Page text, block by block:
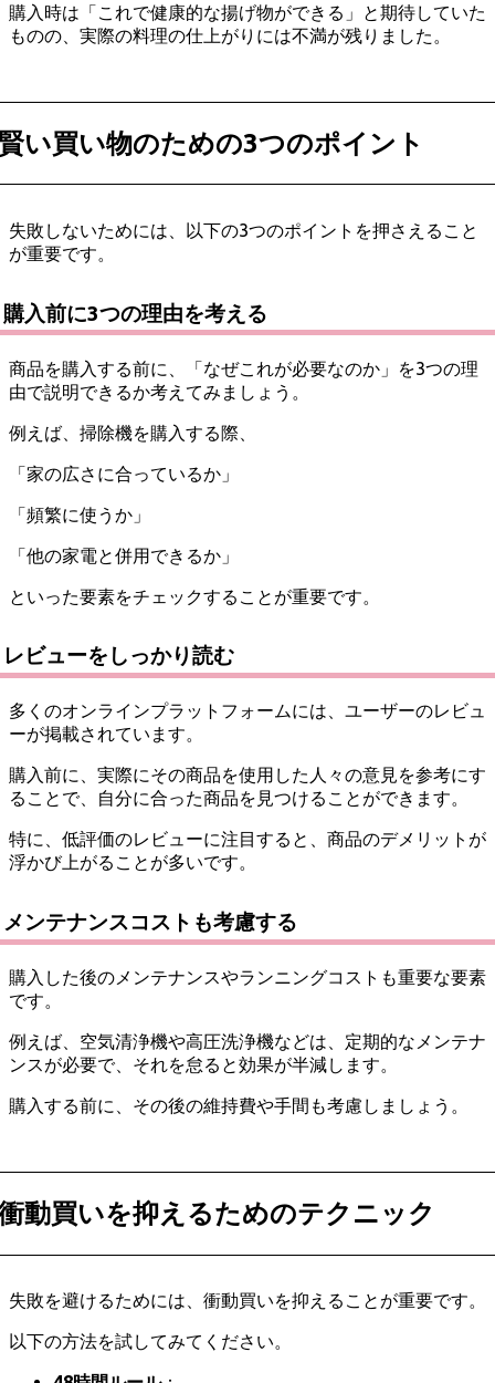
購入時は「これで健康的な揚げ物ができる」と期待していた
ものの、実際の料理の仕上がりには不満が残りました。
い買い物のための3つのポイント
失敗しないためには、以下の3つのポイントを押さえること
が重要です。
購入前に3つの理由を考える
商品を購入する前に、「なぜこれが必要なのか」を3つの理
由で説明できるか考えてみましょう。
例えば、掃除機を購入する際、
「家の広さに合っているか」
「頻繁に使うか」
「他の家電と併用できるか」
といった要素をチェックすることが重要です。
レビューをしっかり読む
多くのオンラインプラットフォームには、ユーザーのレビュ
ーが掲載されています。
購入前に、実際にその商品を使用した人々の意見を参考にす
ることで、自分に合った商品を見つけることができます。
特に、低評価のレビューに注目すると、商品のデメリットが
浮かび上がることが多いです。
メンテナンスコストも考慮する
購入した後のメンテナンスやランニングコストも重要な要素
です。
例えば、空気清浄機や高圧洗浄機などは、定期的なメンテナ
ンスが必要で、それを怠ると効果が半減します。
購入する前に、その後の維持費や手間も考慮しましょう。
動買いを抑えるためのテクニック
失敗を避けるためには、衝動買いを抑えることが重要です。
以下の方法を試してみてください。